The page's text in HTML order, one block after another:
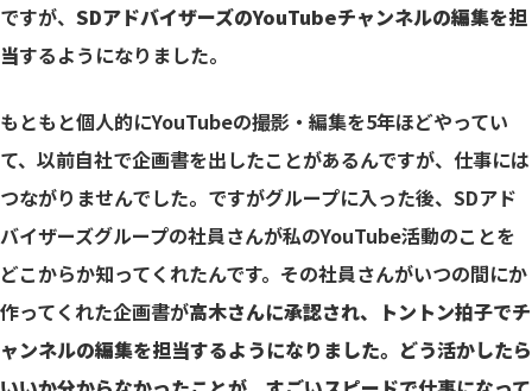
ですが、 SDアドバイザーズのYouTubeチャンネルの編集を担
当するようになりました。
もともと個人的にYouTubeの撮影・編集を5年ほどやってい
て、以前自社で企画書を出したことがあるんですが、仕事には
つながりませんでした。ですがグループに入った後、SDアド
バイザーズグループの社員さんが私のYouTube活動のことを
どこからか知ってくれたんです。その社員さんがいつの間にか
作ってくれた企画書が高木さんに承認され、トントン拍子でチ
ャンネルの編集を担当するようになりました。どう活かしたら